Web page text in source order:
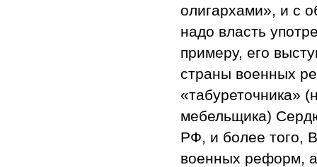
олигархами», и с
надо власть
примеру, его
страны военных
«табуреточника»
мебельщика)
РФ, и более того,
военных реформ,